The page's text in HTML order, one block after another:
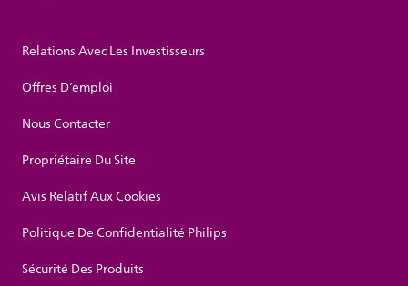
Relations Avec Les Investisseurs
Offres D’emploi
Nous Contacter
Propriétaire Du Site
Avis Relatif Aux Cookies
Politique De Confidentialité Philips
Sécurité Des Produits